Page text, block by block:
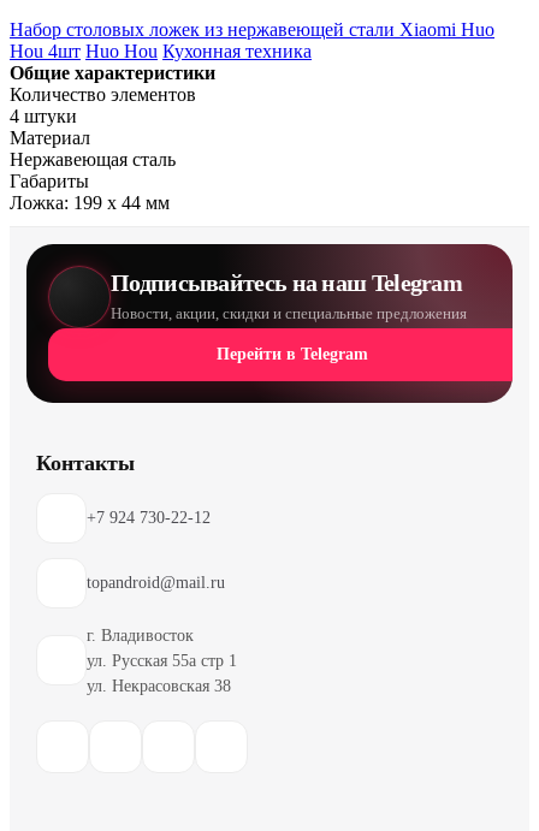
Набор столовых ложек из нержавеющей стали Xiaomi Huo
Hou 4шт Huo Hou Кухонная техника
Общие характеристики
Количество элементов
4 штуки
Материал
Нержавеющая сталь
Габариты
Ложка: 199 х 44 мм
Подписывайтесь на наш Telegram
Новости, акции, скидки и специальные предложения
Перейти в Telegram
Контакты
+7 924 730-22-12
topandroid@mail.ru
г. Владивосток
ул. Русская 55а стр 1
ул. Некрасовская 38